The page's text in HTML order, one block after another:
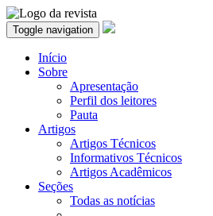
Toggle navigation
Início
Sobre
Apresentação
Perfil dos leitores
Pauta
Artigos
Artigos Técnicos
Informativos Técnicos
Artigos Acadêmicos
Seções
Todas as notícias